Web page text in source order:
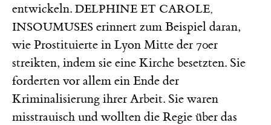
entwickeln. DELPHINE ET CAROLE,
INSOUMUSES erinnert zum Beispiel daran,
wie Prostituierte in Lyon Mitte der 70er
streikten, indem sie eine Kirche besetzten. Sie
forderten vor allem ein Ende der
Kriminalisierung ihrer Arbeit. Sie waren
misstrauisch und wollten die Regie über das